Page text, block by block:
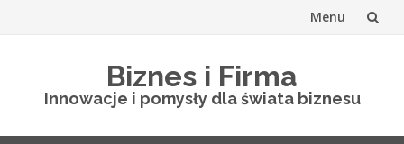
Menu
Biznes i Firma
Innowacje i pomysły dla świata biznesu